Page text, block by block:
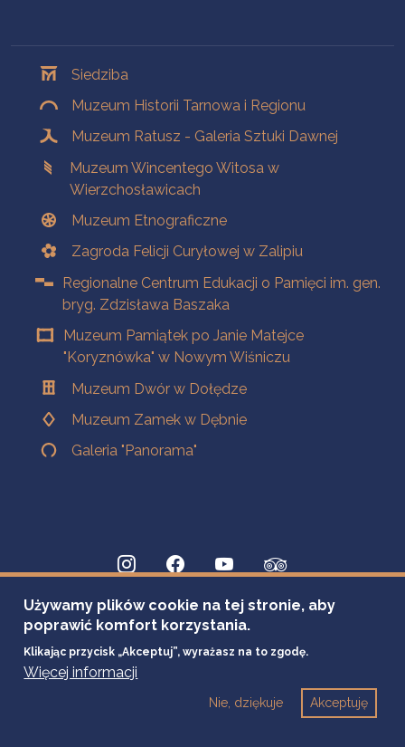
Siedziba
Muzeum Historii Tarnowa i Regionu
Muzeum Ratusz - Galeria Sztuki Dawnej
Muzeum Wincentego Witosa w
Wierzchosławicach
Muzeum Etnograficzne
Zagroda Felicji Curyłowej w Zalipiu
Regionalne Centrum Edukacji o Pamięci im. gen.
bryg. Zdzisława Baszaka
Muzeum Pamiątek po Janie Matejce
"Koryznówka" w Nowym Wiśniczu
Muzeum Dwór w Dołędze
Muzeum Zamek w Dębnie
Galeria "Panorama"
Używamy plików cookie na tej stronie, aby
poprawić komfort korzystania.
Klikając przycisk „Akceptuj”, wyrażasz na to zgodę.
Więcej informacji
Akceptuję
Nie, dziękuje